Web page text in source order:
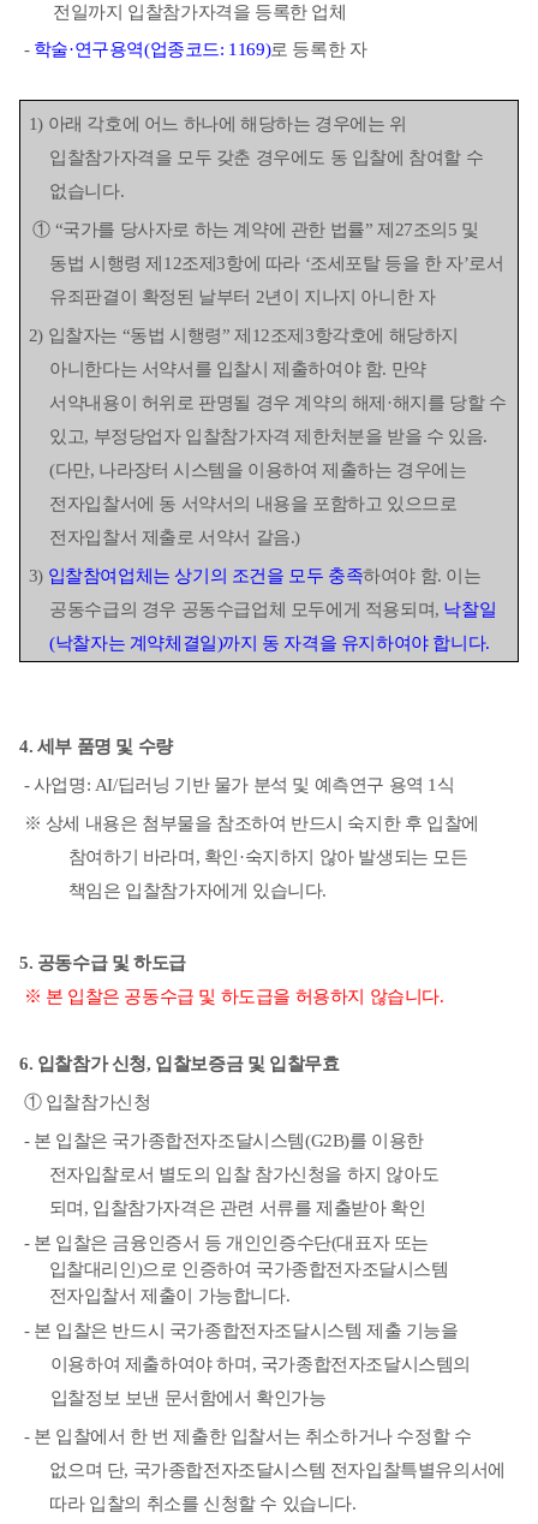
전일까지 입찰참가자격을 등록한 업체
- 학술·연구용역(업종코드: 1169)로 등록한 자
1) 아래 각호에 어느 하나에 해당하는 경우에는 위
입찰참가자격을 모두 갖춘 경우에도 동 입찰에
참여할 수
없습니다.
① “국가를 당사자로 하는 계약에 관한 법률”제 27조의 5 및
동법 시행령 제 12조제3항에 따라 ‘조세포탈 등을 한 자’로서
유죄판결이 확정된 날부터 2년이 지나지 아니한 자
2) 입찰자는 “동법 시행령”제 12조제3항각호에 해당하지
아니한다는 서약서를 입찰시 제출하여야 함. 만약
서약내용이 허위로 판명될 경우 계약의 해제 ·해지를 당할 수
있고, 부정당업자 입찰참가자격 제한처분을 받을 수 있음.
(다만, 나라장터 시스템을 이용하여 제출하는 경우에는
전자입찰서에 동 서약서의 내용을 포함하고 있으므로
전자입찰서 제출로 서약서 갈음.)
3) 입찰참여업체는 상기의 조건을 모두 충족하여야 함. 이는
공동수급의 경우 공동수급업체 모두에게 적용되며, 낙찰일
(낙찰자는 계약체결일)까지 동 자격을 유지하여야 합니다.
4. 세부 품명 및 수량
-사업명: AI/딥러닝 기반 물가 분석 및 예측연구 용역 1 식
※ 상세 내용은 첨부물을 참조하여 반드시 숙지한 후 입찰에
참여하기 바라며 , 확인 ·숙지 하지 않아 발생되는 모든
책임은 입찰참가자에게 있습니다.
5. 공동수급 및 하도급
※ 본 입찰은 공동수급 및 하도급을 허용하지 않습니다.
6. 입찰참가 신청, 입찰보증금 및 입찰무효
① 입찰참가신청
- 본 입찰은 국가종합전자조달시스템(G2B)를 이용한
전자입찰로서 별도의 입찰 참가신청을 하지 않아도
되며 , 입찰참가자격은 관련 서류를 제출받아 확인
- 본 입찰은 금융인증서 등 개인인증수단(대표자 또는
입찰대리인 )으로 인증하여 국가종합전자조달시스템
전자입찰서 제출이 가능합니다.
- 본 입찰은 반드시 국가종합전자조달시스템 제출 기능을
이용하여 제출하여야 하며 , 국가종합전자조달시스템의
입찰정보 보낸 문서함에서 확인가능
- 본 입찰에서 한 번 제출한 입찰서는 취소하거나 수정할 수
없으며 단, 국가종합전자조달시스템 전자입찰특별유의서에
따라 입찰의 취소를 신청할 수 있습니다.